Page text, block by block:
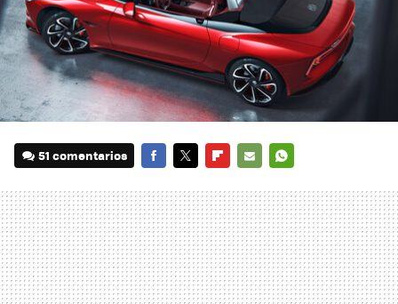
51 comentarios
MAIL